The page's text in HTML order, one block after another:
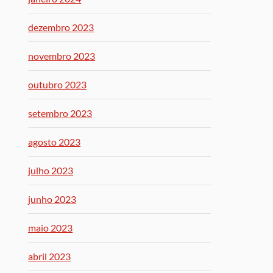
dezembro 2023
novembro 2023
outubro 2023
setembro 2023
agosto 2023
julho 2023
junho 2023
maio 2023
abril 2023